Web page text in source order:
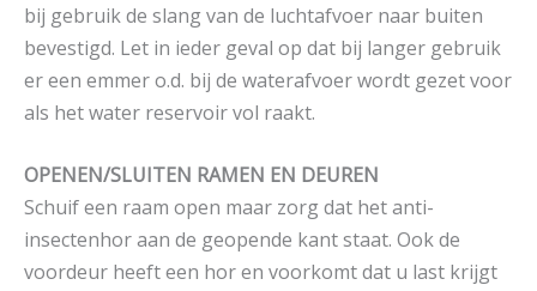
bij gebruik de slang van de luchtafvoer naar buiten
bevestigd. Let in ieder geval op dat bij langer gebruik
er een emmer o.d. bij de waterafvoer wordt gezet voor
als het water reservoir vol raakt.
OPENEN/SLUITEN RAMEN EN DEUREN
Schuif een raam open maar zorg dat het anti-
insectenhor aan de geopende kant staat. Ook de
voordeur heeft een hor en voorkomt dat u last krijgt